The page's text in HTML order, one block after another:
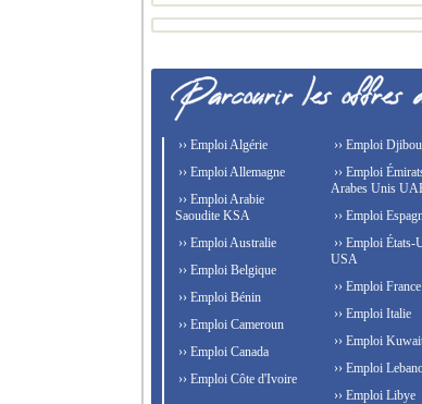
›› Emploi Algérie
›› Emploi Allemagne
›› Emploi Arabie
Saoudite KSA
›› Emploi Australie
›› Emploi Belgique
›› Emploi Bénin
›› Emploi Cameroun
›› Emploi Canada
›› Emploi Côte d'Ivoire
›› Emploi
›› Emploi
Arabes Unis
›› Emploi
›› Emploi États-
USA
›› Emploi France
›› Emploi Italie
›› Emploi
›› Emploi
›› Emploi Libye